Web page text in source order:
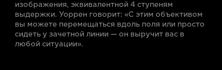
изображения, эквивалентной 4 ступеням
выдержки. Уоррен говорит: «С этим объективом
вы можете перемещаться вдоль поля или просто
сидеть у зачетной линии — он выручит вас в
любой ситуации».